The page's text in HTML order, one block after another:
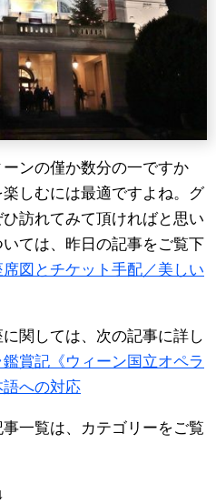
ンの僅か数分の一ですか
しむには最適ですよね。グ
訪れてみて頂ければと思い
ては、昨日の記事をご覧下
図とチケット手配／美しい
関しては、次の記事に詳し
鑑賞記《ウィーン国立オペラ
への対応
一覧は、カテゴリーをご覧